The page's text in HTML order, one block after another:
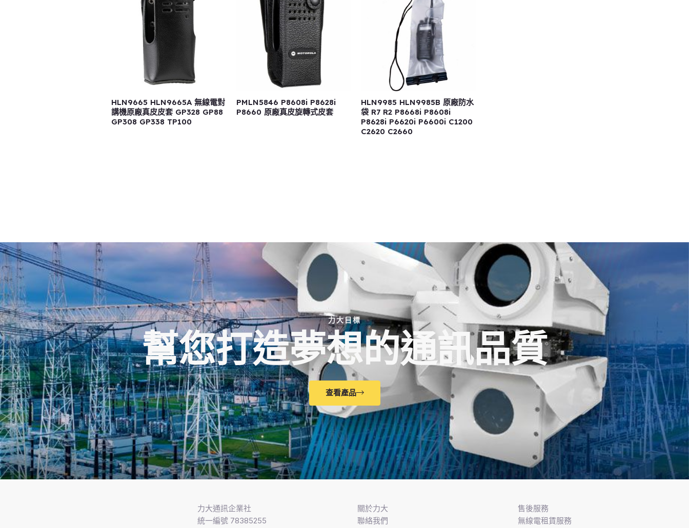
HLN9665 HLN9665A 無線電對
講機原廠真皮皮套 GP328 GP88
GP308 GP338 TP100
PMLN5846 P8608i P8628i
P8660 原廠真皮旋轉式皮套
HLN9985 HLN9985B 原廠防水
袋 R7 R2 P8668i P8608i
P8628i P6620i P6600i C1200
C2620 C2660
力大目標
幫您打造夢想的通訊品質
查看產品
力大通訊企業社
統一編號 78385255
關於力大
聯絡我們
售後服務
無線電租賃服務